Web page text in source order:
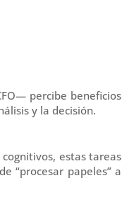
percibe beneficios
y la decisión.
estas tareas
“procesar papeles” a